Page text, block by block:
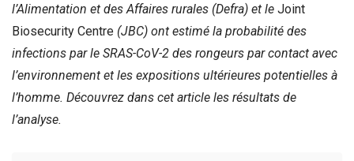
l’Alimentation et des Affaires rurales (Defra) et le Joint
Biosecurity Centre (JBC) ont estimé la probabilité des
infections par le SRAS-CoV-2 des rongeurs par contact avec
l’environnement et les expositions ultérieures potentielles à
l’homme. Découvrez dans cet article les résultats de
l’analyse.